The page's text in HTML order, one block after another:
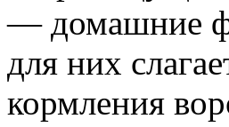
— домашние
для них
кормления